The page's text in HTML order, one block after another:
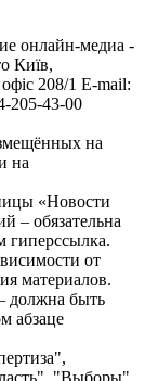
онлайн-медиа -
Київ,
208/1 E-mail:
205-43-00
на
на
«Новости
– обязательна
гиперссылка.
от
материалов.
должна быть
абзаце